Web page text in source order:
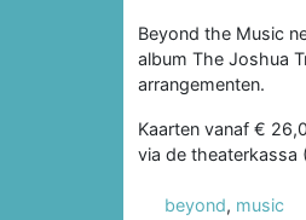
Beyond the Music
album The Joshua
arrangementen.
Kaarten vanaf €
via de theaterkassa
beyond, music